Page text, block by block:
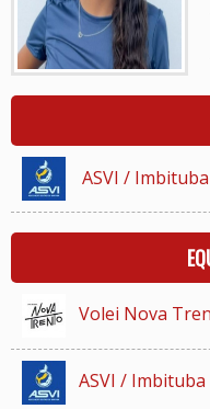
ASVI / Imbituba
Volei Nova
ASVI / Imbituba